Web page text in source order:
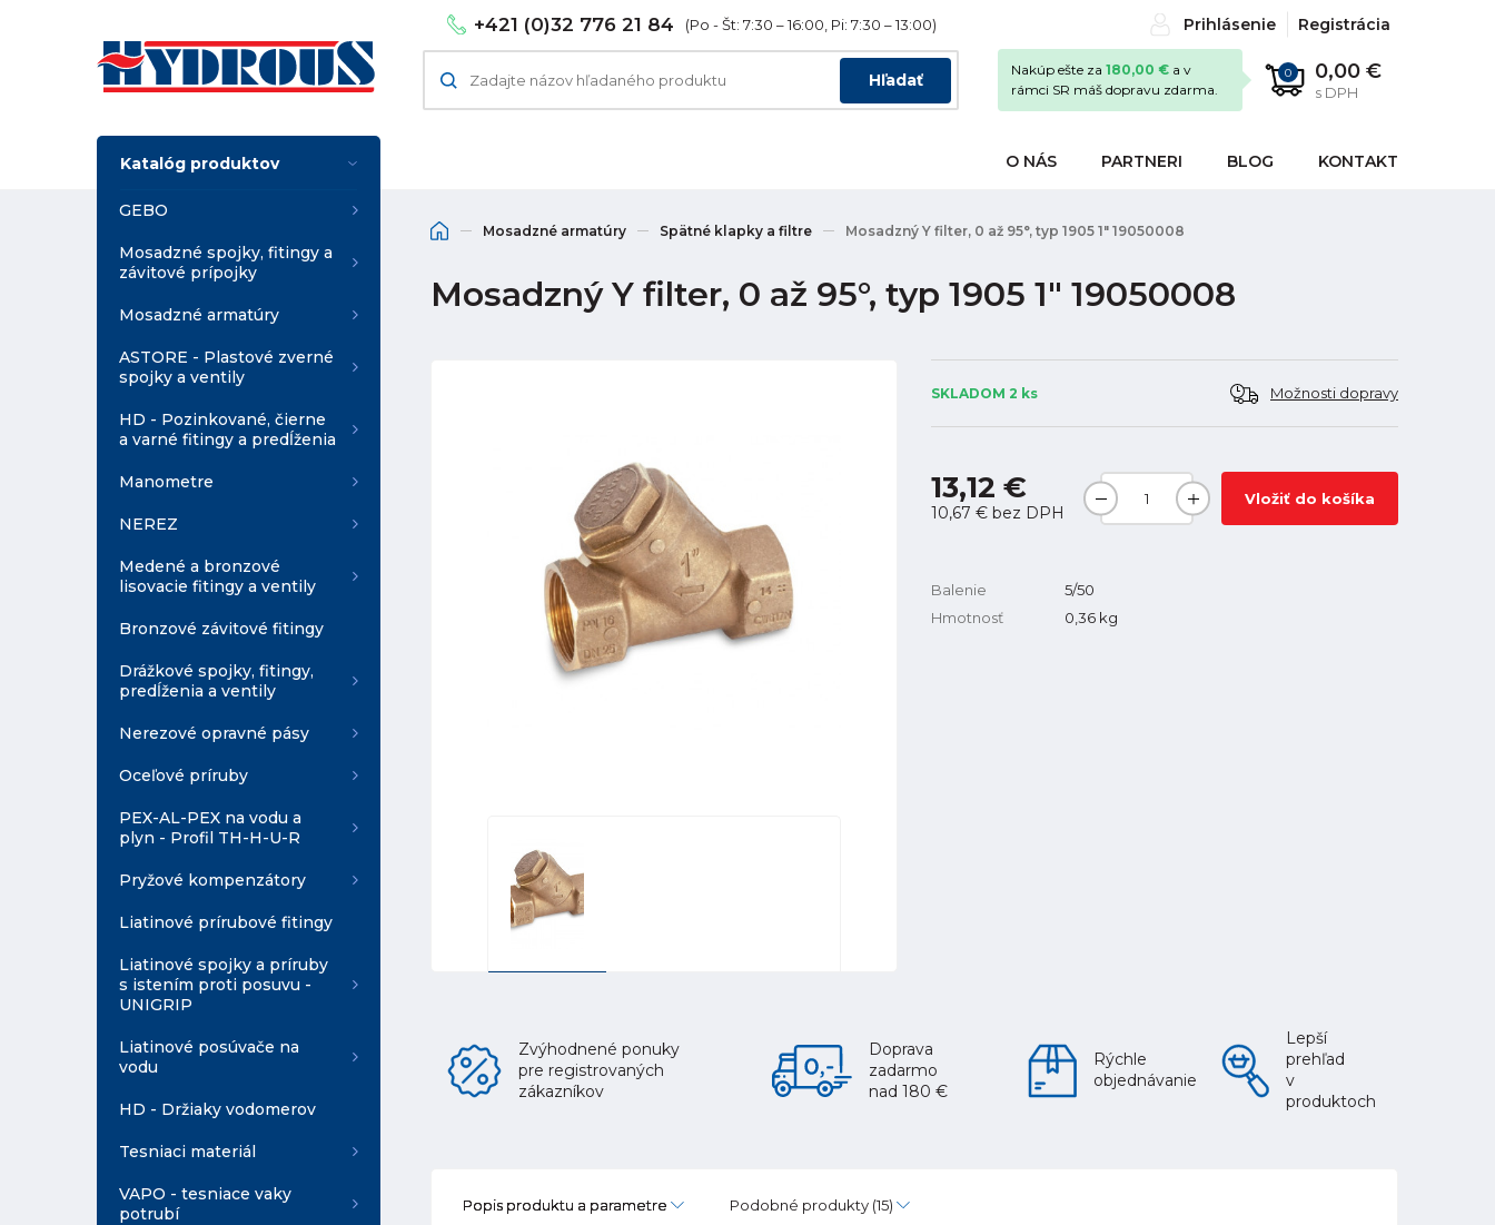
+421 (0)32 776 21 84 (Po - Št: 7:30 – 16:00, Pi: 7:30 – 13:00) Prihlásenie Registrácia
Hľadať 0 0,00 €
s DPH
Nakúp ešte za 180,00 € a v
rámci SR máš dopravu zdarma.
O NÁS PARTNERI BLOG KONTAKT
Katalóg produktov
GEBO
Mosadzné spojky, fitingy a
závitové prípojky
Mosadzné armatúry
ASTORE - Plastové zverné
spojky a ventily
HD - Pozinkované, čierne
a varné fitingy a predĺženia
Manometre
NEREZ
Medené a bronzové
lisovacie fitingy a ventily
Bronzové závitové fitingy
Drážkové spojky, fitingy,
predĺženia a ventily
Nerezové opravné pásy
Oceľové príruby
PEX-AL-PEX na vodu a
plyn - Profil TH-H-U-R
Pryžové kompenzátory
Liatinové prírubové fitingy
Liatinové spojky a príruby
s istením proti posuvu -
UNIGRIP
Liatinové posúvače na
vodu
HD - Držiaky vodomerov
Tesniaci materiál
VAPO - tesniace vaky
potrubí
Mosadzné armatúry Spätné klapky a filtre Mosadzný Y filter, 0 až 95°, typ 1905 1" 19050008
Mosadzný Y filter, 0 až 95°, typ 1905 1" 19050008
SKLADOM 2 ks Možnosti dopravy
13,12 €
10,67 € bez DPH
Vložiť do košíka
Balenie
5/50
Hmotnosť
0,36 kg
Zvýhodnené ponuky
pre registrovaných
zákazníkov
Doprava
zadarmo
nad 180 €
Rýchle
objednávanie
Lepší
prehľad
v
produktoch
Popis produktu a parametre Podobné produkty (15)